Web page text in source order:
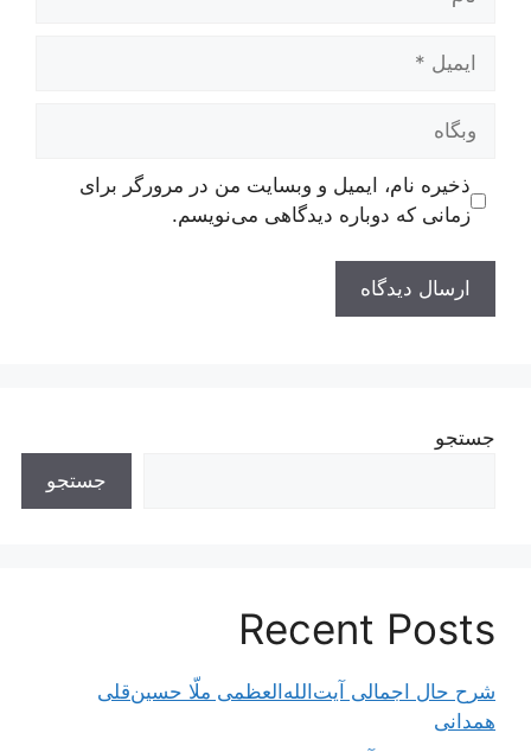
ایمیل
وبگاه
ذخیره نام، ایمیل و وبسایت من در مرورگر برای
زمانی که دوباره دیدگاهی می‌نویسم.
جستجو
جستجو
Recent Posts
شرح حال اجمالی آیت‌الله‌العظمی ملّا حسین‌قلی
همدانی